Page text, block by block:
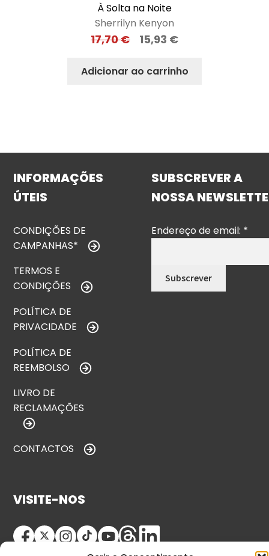
À Solta na Noite
Sherrilyn Kenyon
17,70€ 15,93 €
Adicionar ao carrinho
INFORMAÇÕES
ÚTEIS
CONDIÇÕES DE
CAMPANHAS*
TERMOS E
CONDIÇÕES
POLÍTICA DE
PRIVACIDADE
POLÍTICA DE
REEMBOLSO
LIVRO DE
RECLAMAÇÕES
CONTACTOS
SUBSCREVER A
NOSSA
Endereço de email: *
VISITE-NOS